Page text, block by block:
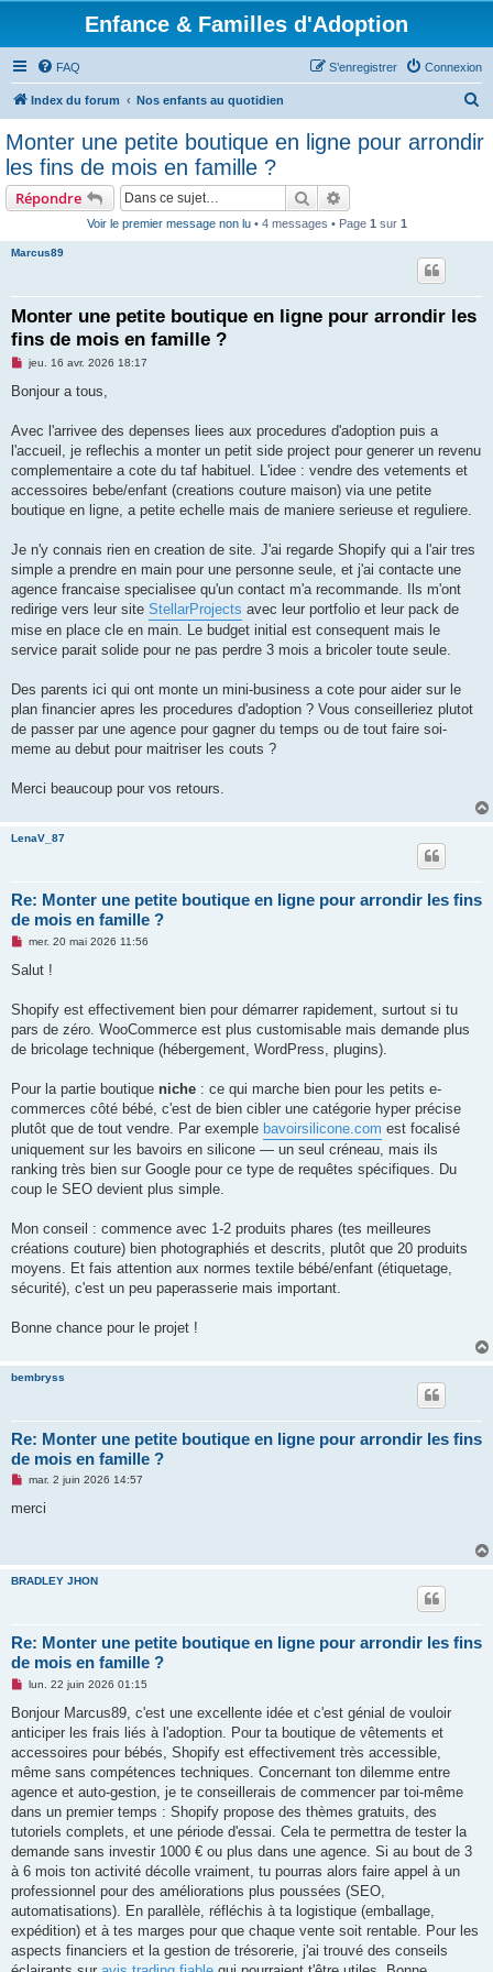
Enfance & Familles d'Adoption
FAQ Connexion
S’enregistrer
Index du forum Nos enfants au quotidien
Monter une petite boutique en ligne pour arrondir
les fins de mois en famille ?
Répondre Rechercher
Voir le premier message non lu• 4 messages • Page 1 sur 1
Marcus89
Monter une petite boutique en ligne pour arrondir les
fins de mois en famille ?
M
s
g
n
o
l
u
jeu. 16 avr. 2026 18:17
Bonjour a tous,
Avec l'arrivee des depenses liees aux procedures d'adoption puis a
l'accueil, je reflechis a monter un petit side project pour generer un revenu
complementaire a cote du taf habituel. L'idee : vendre des vetements et
accessoires bebe/enfant (creations couture maison) via une petite
boutique en ligne, a petite echelle mais de maniere serieuse et reguliere.
Je n'y connais rien en creation de site. J'ai regarde Shopify qui a l'air tres
simple a prendre en main pour une personne seule, et j'ai contacte une
agence francaise specialisee qu'un contact m'a recommande. Ils m'ont
redirige vers leur site StellarProjects avec leur portfolio et leur pack de
mise en place cle en main. Le budget initial est consequent mais le
service parait solide pour ne pas perdre 3 mois a bricoler toute seule.
Des parents ici qui ont monte un mini-business a cote pour aider sur le
plan financier apres les procedures d'adoption ? Vous conseilleriez plutot
de passer par une agence pour gagner du temps ou de tout faire soi-
meme au debut pour maitriser les couts ?
Merci beaucoup pour vos retours.
LenaV_87
Re: Monter une petite boutique en ligne pour arrondir les fins
de mois en famille ?
M
s
g
n
o
u
mer. 20 mai 2026 11:56
Salut !
Shopify est effectivement bien pour démarrer rapidement, surtout si tu
pars de zéro. WooCommerce est plus customisable mais demande plus
de bricolage technique (hébergement, WordPress, plugins).
Pour la partie boutique niche : ce qui marche bien pour les petits e-
commerces côté bébé, c'est de bien cibler une catégorie hyper précise
plutôt que de tout vendre. Par exemple bavoirsilicone.com est focalisé
uniquement sur les bavoirs en silicone — un seul créneau, mais ils
ranking très bien sur Google pour ce type de requêtes spécifiques. Du
coup le SEO devient plus simple.
Mon conseil : commence avec 1-2 produits phares (tes meilleures
créations couture) bien photographiés et descrits, plutôt que 20 produits
moyens. Et fais attention aux normes textile bébé/enfant (étiquetage,
sécurité), c'est un peu paperasserie mais important.
Bonne chance pour le projet !
bembryss
Re: Monter une petite boutique en ligne pour arrondir les fins
de mois en famille ?
M
s
o
mar. 2 juin 2026 14:57
merci
BRADLEY JHON
Re: Monter une petite boutique en ligne pour arrondir les fins
de mois en famille ?
M
s
a
g
n
o
n
l
u
lun. 22 juin 2026 01:15
Bonjour Marcus89, c'est une excellente idée et c'est génial de vouloir
anticiper les frais liés à l'adoption. Pour ta boutique de vêtements et
accessoires pour bébés, Shopify est effectivement très accessible,
même sans compétences techniques. Concernant ton dilemme entre
agence et auto-gestion, je te conseillerais de commencer par toi-même
dans un premier temps : Shopify propose des thèmes gratuits, des
tutoriels complets, et une période d'essai. Cela te permettra de tester la
demande sans investir 1000 € ou plus dans une agence. Si au bout de 3
à 6 mois ton activité décolle vraiment, tu pourras alors faire appel à un
professionnel pour des améliorations plus poussées (SEO,
automatisations). En parallèle, réfléchis à ta logistique (emballage,
expédition) et à tes marges pour que chaque vente soit rentable. Pour les
aspects financiers et la gestion de trésorerie, j'ai trouvé des conseils